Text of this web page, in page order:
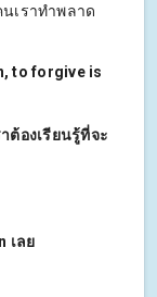
นเราทำพลาด
to forgive is
ต้องเรียนรู้ที่จะ
เลย